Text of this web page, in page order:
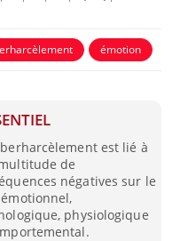
émotion
est lié à
de
négatives sur le
physiologique